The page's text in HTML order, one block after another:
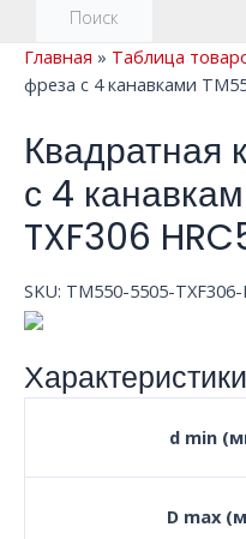
Поиск
Главная » Таблица
фреза с 4 канавками
Квадратная
с 4
TXF306
SKU: TM550-5505-TXF306-
Характеристики
d min
D max